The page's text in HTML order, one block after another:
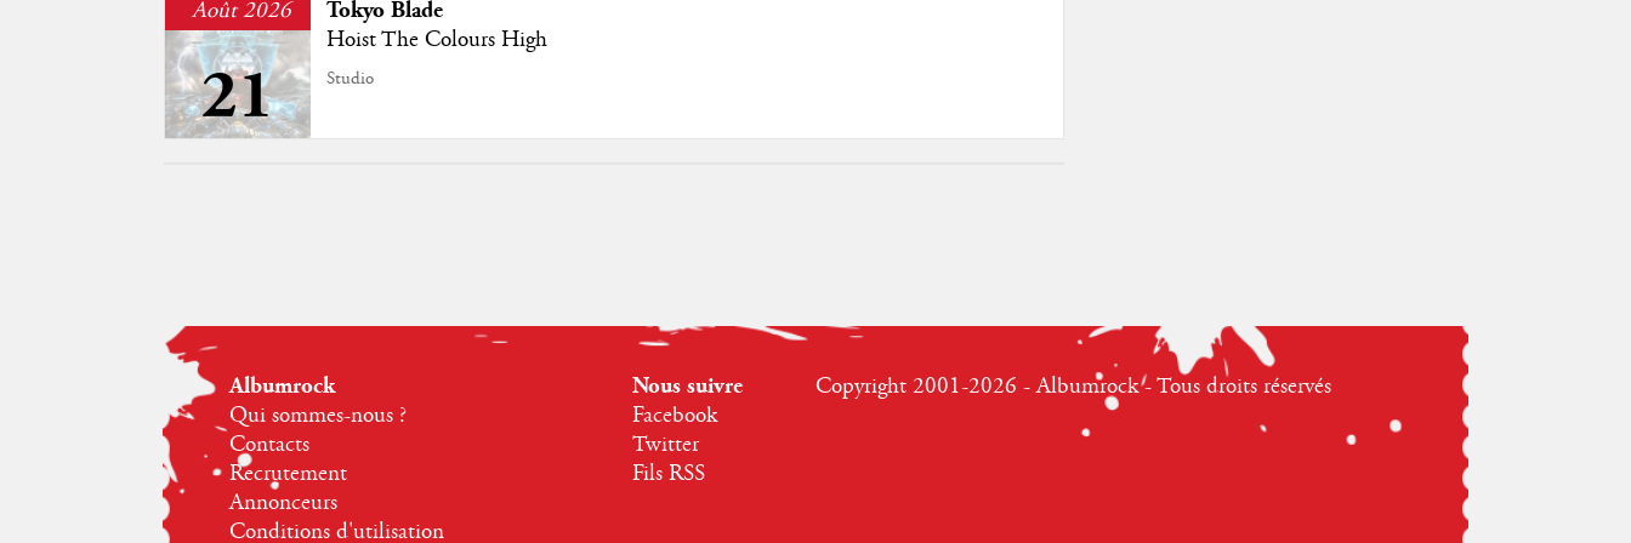
Août 2026
21
Tokyo Blade
Hoist The Colours High
Studio
Albumrock
Qui sommes-nous ?
Contacts
Recrutement
Annonceurs
Conditions d'utilisation
Nous suivre
Facebook
Twitter
Fils RSS
Copyright 2001-2026 - Albumrock - Tous droits réservés